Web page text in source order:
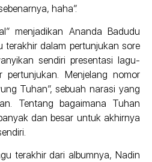
haha”.
menjadikan Ananda Badudu
terakhir dalam pertunjukan sore
sendiri presentasi lagu-
Menjelang nomor
Tuhan”, sebuah narasi yang
Tentang bagaimana Tuhan
dan besar untuk akhirnya
terakhir dari albumnya, Nadin